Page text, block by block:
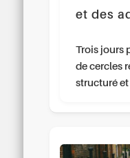
et des
Trois jours
de cercles
structuré